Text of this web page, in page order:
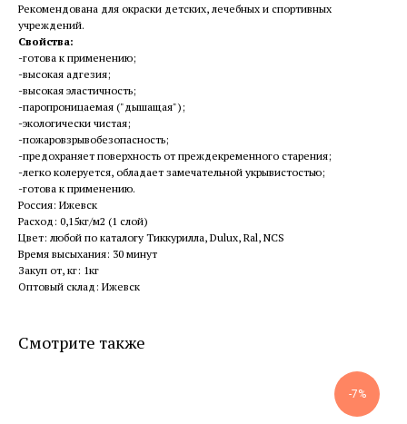
Рекомендована для окраски детских, лечебных и спортивных
учреждений.
Свойства:
-готова к применению;
-высокая адгезия;
-высокая эластичность;
-паропроницаемая ("дышащая");
-экологически чистая;
-пожаровзрывобезопасность;
-предохраняет поверхность от преждекременного старения;
-легко колеруется, обладает замечательной укрывистостью;
-готова к применению.
Россия: Ижевск
Расход: 0,15кг/м2 (1 слой)
Цвет: любой по каталогу Тиккурилла, Dulux, Ral, NCS
Время высыхания: 30 минут
Закуп от, кг: 1кг
Оптовый склад: Ижевск
Смотрите также
-7%